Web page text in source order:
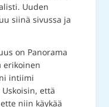
Uuden
siinä sivussa ja
on Panorama
erikoinen
intiimi
että
niin käykää